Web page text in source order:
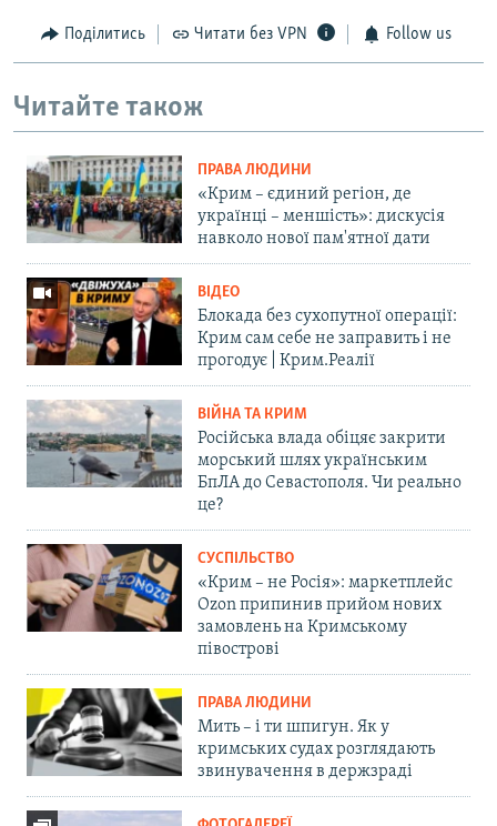
Поділитись Читати без VPN Follow us
Читайте також
ПРАВА ЛЮДИНИ
«Крим – єдиний регіон, де
українці – меншість»: дискусія
навколо нової пам'ятної дати
ВІДЕО
Блокада без сухопутної операції:
Крим сам себе не заправить і не
прогодує | Крим.Реалії
ВІЙНА ТА КРИМ
Російська влада обіцяє закрити
морський шлях українським
БпЛА до Севастополя. Чи реально
це?
СУСПІЛЬСТВО
«Крим – не Росія»: маркетплейс
Ozon припинив прийом нових
замовлень на Кримському
півострові
ПРАВА ЛЮДИНИ
Мить – і ти шпигун. Як у
кримських судах розглядають
звинувачення в держзраді